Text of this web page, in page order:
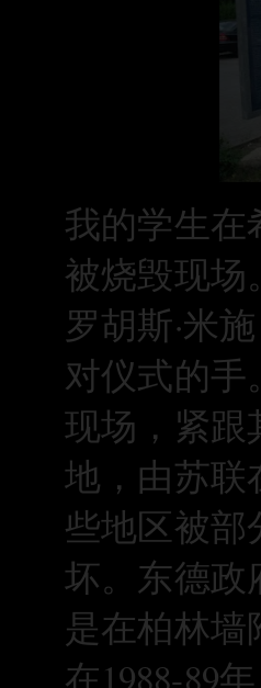
我的学生在
被烧毁现场
罗胡斯·米
对仪式的
现场，紧跟
地，由苏联
些地区被部
坏。东德政
是在柏林
在1988-89